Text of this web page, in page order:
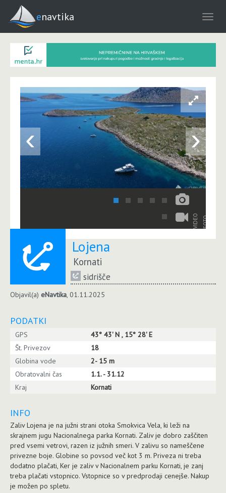
enavtika
‹ ›
VIDEO FOTO
Lojena
Kornati
sidrišče
Objavil(a) eNavtika, 01.11.2025
PODATKI
GPS
43° 43' N , 15° 28' E
Št. Privezov
18
Globina vode
2- 15 m
Obratovalni čas
1.1. - 31.12
Kraj
Kornati
INFO
Zaliv Lojena je na južni strani otoka Smokvica Vela, ki leži na
skrajnem jugu Nacionalnega parka Kornati. Zaliv je dobro zaščiten
pred vsemi vetrovi, razen iz južnih smeri. V zalivu so nameščene
privezne boje. Globine so povsod več kot 3 m. Priveza ni treba
dodatno plačati, Ker je zaliv v Nacionalnem parku Kornati, je zanj
treba plačati vstopnico. Vstopnice so v predprodaji cenejše. Nakup
je možen po spletu.